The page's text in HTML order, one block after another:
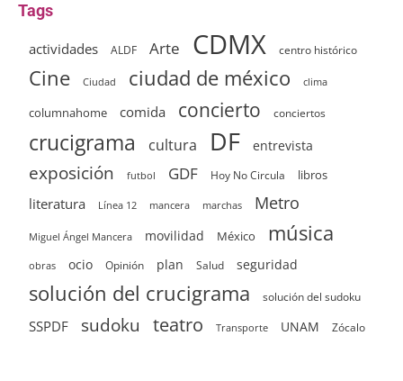
Tags
actividades ALDF Arte CDMX centro histórico
Cine Ciudad ciudad de méxico clima
columnahome comida concierto conciertos
crucigrama cultura DF entrevista
exposición futbol GDF Hoy No Circula libros
literatura Línea 12 mancera marchas Metro
Miguel Ángel Mancera movilidad México música
obras ocio Opinión plan Salud seguridad
solución del crucigrama solución del sudoku
SSPDF sudoku teatro Transporte UNAM Zócalo